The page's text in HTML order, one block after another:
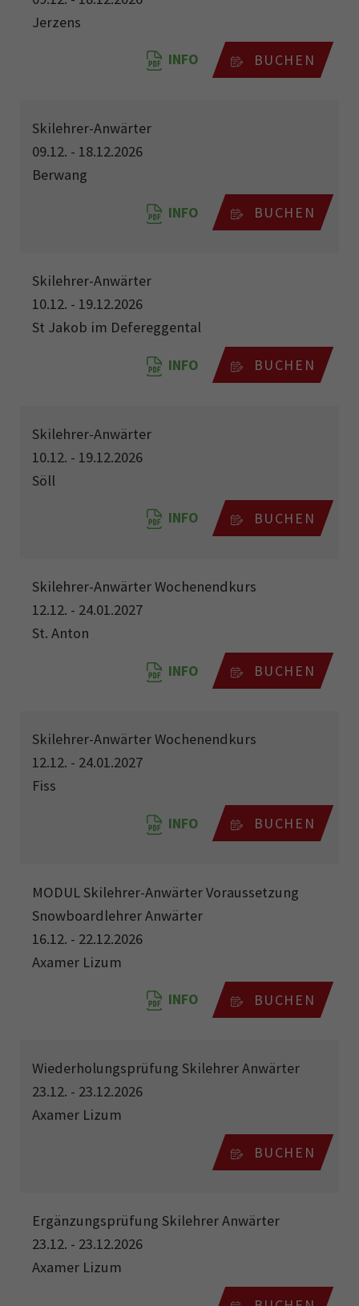
Jerzens
INFO BUCHEN
Skilehrer-Anwärter
09.12. - 18.12.2026
Berwang
INFO BUCHEN
Skilehrer-Anwärter
10.12. - 19.12.2026
St Jakob im Defereggental
INFO BUCHEN
Skilehrer-Anwärter
10.12. - 19.12.2026
Söll
INFO BUCHEN
Skilehrer-Anwärter Wochenendkurs
12.12. - 24.01.2027
St. Anton
INFO BUCHEN
Skilehrer-Anwärter Wochenendkurs
12.12. - 24.01.2027
Fiss
INFO BUCHEN
MODUL Skilehrer-Anwärter Voraussetzung
Snowboardlehrer Anwärter
16.12. - 22.12.2026
Axamer Lizum
INFO BUCHEN
Wiederholungsprüfung Skilehrer Anwärter
23.12. - 23.12.2026
Axamer Lizum
BUCHEN
Ergänzungsprüfung Skilehrer Anwärter
23.12. - 23.12.2026
Axamer Lizum